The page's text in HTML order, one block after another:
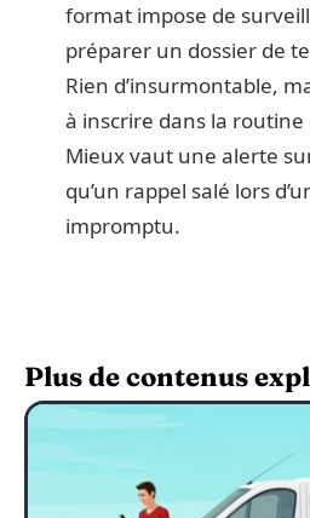
format impose de
préparer un dossier de
Rien d’insurmontable,
à inscrire dans la
Mieux vaut une alerte
qu’un rappel salé lors
impromptu.
Plus de contenus